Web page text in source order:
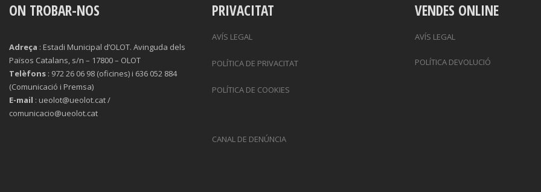
ON TROBAR-NOS
Adreça : Estadi Municipal d’OLOT. Avinguda dels
Països Catalans, s/n – 17800 – OLOT
Telèfons : 972 26 06 98 (oficines) i 636 052 884
(Comunicació i Premsa)
E-mail : ueolot@ueolot.cat /
comunicacio@ueolot.cat
PRIVACITAT
AVÍS LEGAL
POLÍTICA DE PRIVACITAT
POLÍTICA DE COOKIES
CANAL DE DENÚNCIA
VENDES ONLINE
AVÍS LEGAL
POLÍTICA DEVOLUCIÓ